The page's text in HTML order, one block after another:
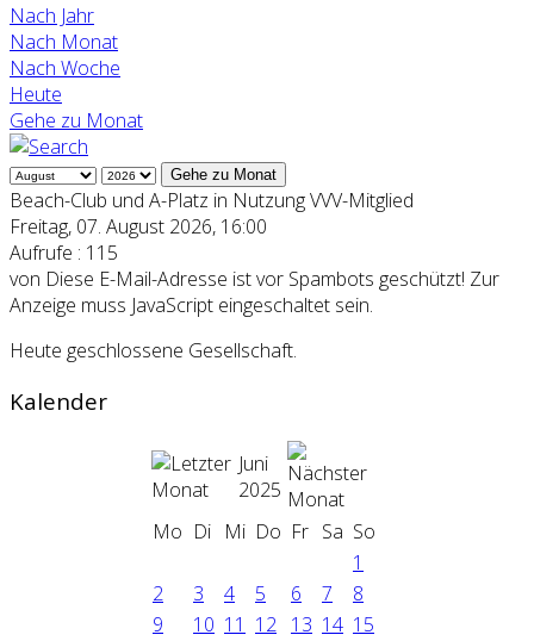
Nach Jahr
Nach Monat
Nach Woche
Heute
Gehe zu Monat
Gehe zu Monat
Beach-Club und A-Platz in Nutzung VVV-Mitglied
Freitag, 07. August 2026, 16:00
Aufrufe : 115
von Diese E-Mail-Adresse ist vor Spambots geschützt! Zur
Anzeige muss JavaScript eingeschaltet sein.
Heute geschlossene Gesellschaft.
Kalender
Juni
2025
Mo Di Mi Do Fr Sa So
1
2
3 4 5 6 7
8
9
10 11 12 13 14 15